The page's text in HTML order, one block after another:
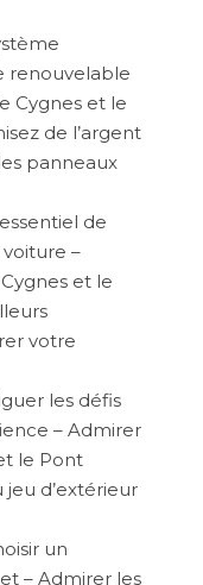
renouvelable
Cygnes et le
de l’argent
panneaux
de
–
et le
votre
les défis
– Admirer
le Pont
d’extérieur
un
– Admirer les